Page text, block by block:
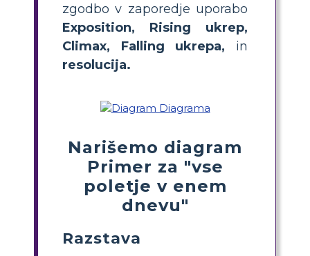
zgodbo v zaporedje uporabo
Exposition, Rising ukrep,
Climax, Falling ukrepa, in
resolucija.
Narišemo diagram
Primer za "vse
poletje v enem
dnevu"
Razstava